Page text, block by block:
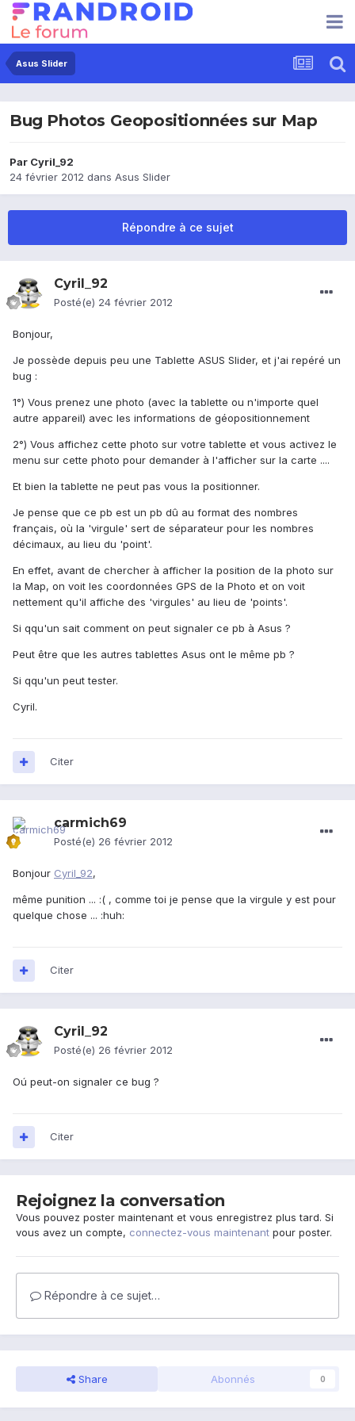
Asus Slider
Bug Photos Geopositionnées sur Map
Par Cyril_92
24 février 2012 dans Asus Slider
Répondre à ce sujet
Cyril_92
Posté(e) 24 février 2012
Bonjour,
Je possède depuis peu une Tablette ASUS Slider, et j'ai repéré un
bug :
1°) Vous prenez une photo (avec la tablette ou n'importe quel
autre appareil) avec les informations de géopositionnement
2°) Vous affichez cette photo sur votre tablette et vous activez le
menu sur cette photo pour demander à l'afficher sur la carte ....
Et bien la tablette ne peut pas vous la positionner.
Je pense que ce pb est un pb dû au format des nombres
français, où la 'virgule' sert de séparateur pour les nombres
décimaux, au lieu du 'point'.
En effet, avant de chercher à afficher la position de la photo sur
la Map, on voit les coordonnées GPS de la Photo et on voit
nettement qu'il affiche des 'virgules' au lieu de 'points'.
Si qqu'un sait comment on peut signaler ce pb à Asus ?
Peut être que les autres tablettes Asus ont le même pb ?
Si qqu'un peut tester.
Cyril.
Citer
carmich69
Posté(e) 26 février 2012
Bonjour Cyril_92,
même punition ... :( , comme toi je pense que la virgule y est pour
quelque chose ... :huh:
Citer
Cyril_92
Posté(e) 26 février 2012
Oú peut-on signaler ce bug ?
Citer
Rejoignez la conversation
Vous pouvez poster maintenant et vous enregistrez plus tard. Si
vous avez un compte, connectez-vous maintenant pour poster.
Répondre à ce sujet…
Share Abonnés 0